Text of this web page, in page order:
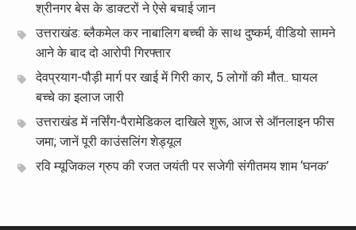
श्रीनगर बेस के डाक्टरों ने ऐसे बचाई जान
उत्तराखंड: ब्लैकमेल कर नाबालिग बच्ची के साथ दुष्कर्म, वीडियो सामने
आने के बाद दो आरोपी गिरफ्तार
देवप्रयाग-पौड़ी मार्ग पर खाई में गिरी कार, 5 लोगों की मौत.. घायल
बच्चे का इलाज जारी
उत्तराखंड में नर्सिंग-पैरामेडिकल दाखिले शुरू, आज से ऑनलाइन फीस
जमा; जानें पूरी काउंसलिंग शेड्यूल
रवि म्यूजिकल ग्रुप की रजत जयंती पर सजेगी संगीतमय शाम ‘घनक’